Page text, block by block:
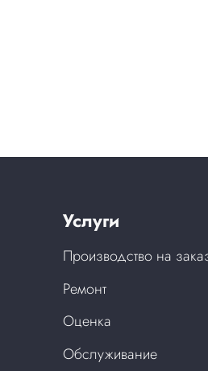
Услуги
Производство на
Ремонт
Оценка
Обслуживание